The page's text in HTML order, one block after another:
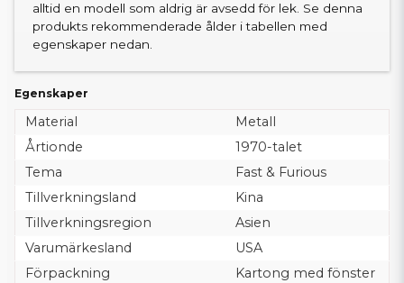
alltid en modell som aldrig är avsedd för lek. Se denna
produkts rekommenderade ålder i tabellen med
egenskaper nedan.
Egenskaper
Material
Metall
Årtionde
1970-talet
Tema
Fast & Furious
Tillverkningsland
Kina
Tillverkningsregion
Asien
Varumärkesland
USA
Förpackning
Kartong med fönster